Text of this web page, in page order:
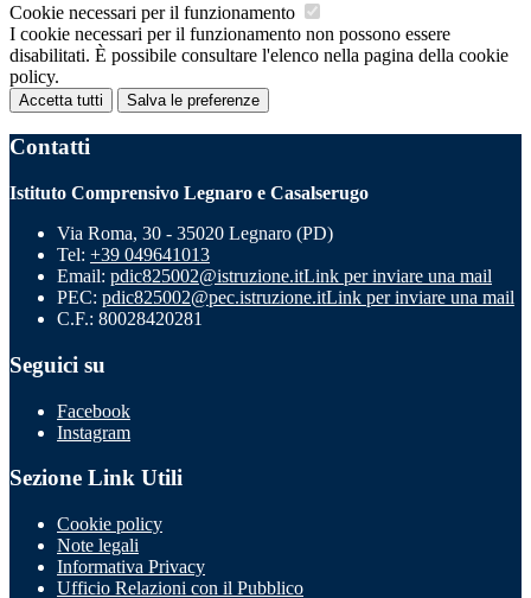
Cookie necessari per il funzionamento
I cookie necessari per il funzionamento non possono essere
disabilitati. È possibile consultare l'elenco nella pagina della cookie
policy.
Accetta tutti Salva le preferenze
Contatti
Istituto Comprensivo Legnaro e Casalserugo
Via Roma, 30 - 35020 Legnaro (PD)
Tel: +39 049641013
Email: pdic825002@istruzione.itLink per inviare una mail
PEC: pdic825002@pec.istruzione.itLink per inviare una mail
C.F.: 80028420281
Seguici su
Facebook
Instagram
Sezione Link Utili
Cookie policy
Note legali
Informativa Privacy
Ufficio Relazioni con il Pubblico